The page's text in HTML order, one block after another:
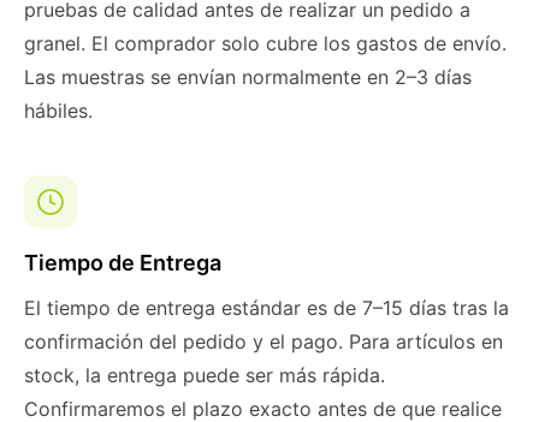
pruebas de calidad antes de realizar un pedido a
granel. El comprador solo cubre los gastos de envío.
Las muestras se envían normalmente en 2–3 días
hábiles.
Tiempo de Entrega
El tiempo de entrega estándar es de 7–15 días tras la
confirmación del pedido y el pago. Para artículos en
stock, la entrega puede ser más rápida.
Confirmaremos el plazo exacto antes de que realice